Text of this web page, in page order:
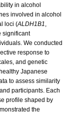
in alcohol
involved in alcohol
loci (ALDH1B1,
significant
We conducted
response to
and genetic
Japanese
to assess similarity
participants. Each
profile shaped by
the